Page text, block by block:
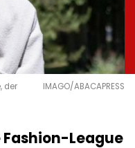
der
IMAGO/ABACAPRESS
League